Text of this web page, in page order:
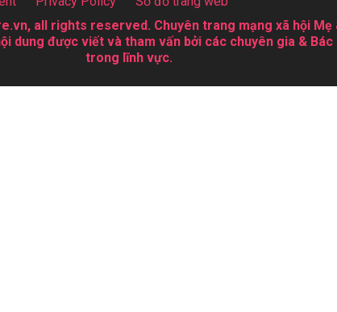
all rights reserved. Chuyên trang mạng xã hội Mẹ
dung được viết và tham vấn bởi các chuyên gia &
trong lĩnh vực.